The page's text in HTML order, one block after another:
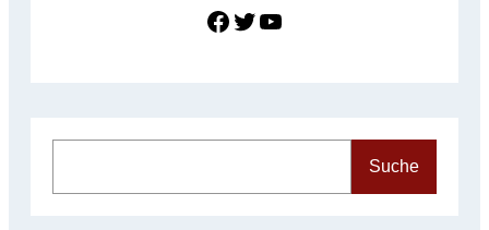
Link zu Facebook Twitter YouTube
Suche